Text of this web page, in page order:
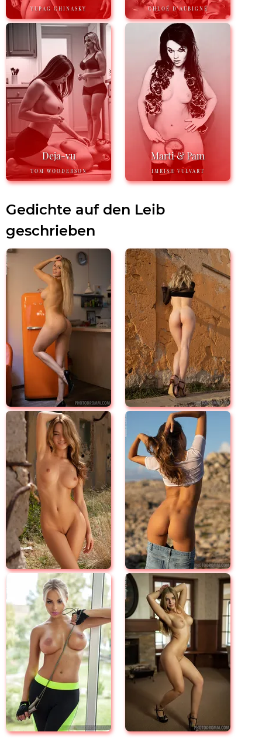
YUPAG CHINASKY CHLOÉ D'AUBIGNÉ
Deja-vu
TOM WOODERSON
Marti & Pam
IMRISH VULVART
Gedichte auf den Leib
geschrieben